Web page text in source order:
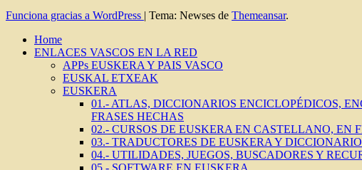
Funciona gracias a WordPress | Tema: Newses de Themeansar.
Home
ENLACES VASCOS EN LA RED
APPs EUSKERA Y PAIS VASCO
EUSKAL ETXEAK
EUSKERA
01.- ATLAS, DICCIONARIOS ENCICLOPÉDICOS,
FRASES HECHAS
02.- CURSOS DE EUSKERA EN CASTELLANO, EN
03.- TRADUCTORES DE EUSKERA Y
04.- UTILIDADES, JUEGOS, BUSCADORES Y